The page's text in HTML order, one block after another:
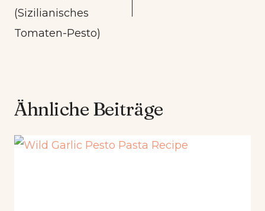
(Sizilianisches
Tomaten-Pesto)
Ähnliche Beiträge